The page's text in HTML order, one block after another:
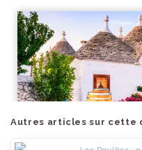
Autres articles sur cette